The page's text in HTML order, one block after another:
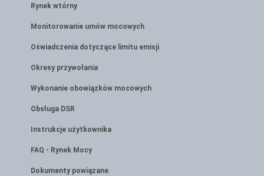
Rynek wtórny
Monitorowanie umów mocowych
Oświadczenia dotyczące limitu emisji
Okresy przywołania
Wykonanie obowiązków mocowych
Obsługa DSR
Instrukcje użytkownika
FAQ - Rynek Mocy
Dokumenty powiązane